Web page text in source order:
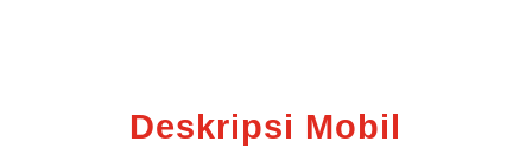
Deskripsi Mobil